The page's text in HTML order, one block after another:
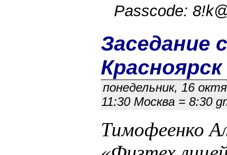
Passcode:
Заседание
Красноярск
понедельник, 16
11:30 Москва = 8:30
Тимофеенко